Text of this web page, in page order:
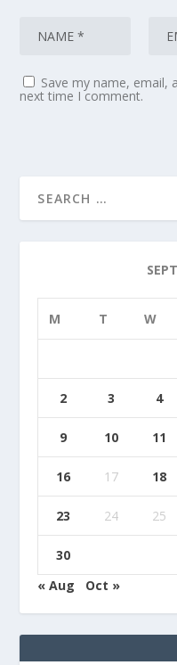
Save my name, email,
next time I comment.
M T W
2 3 4
9 10 11
16 17 18
23 24 25
30
« Aug
Oct »